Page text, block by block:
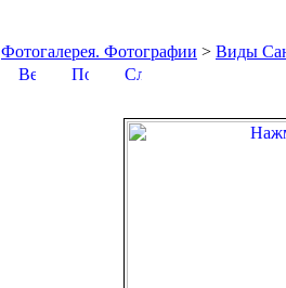
Фотогалерея. Фотографии > Виды